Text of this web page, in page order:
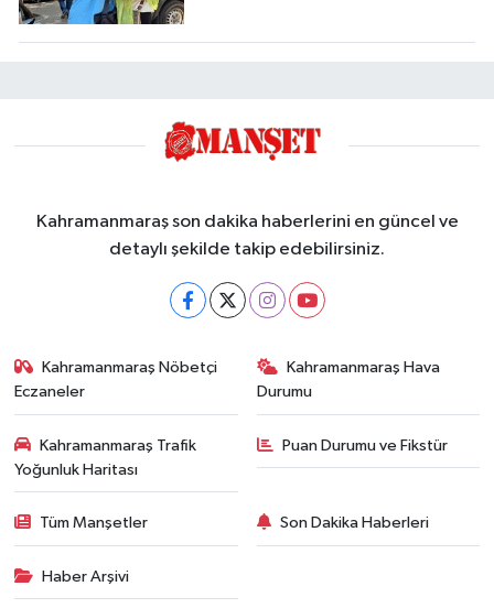
Kahramanmaraş son dakika haberlerini en güncel ve
detaylı şekilde takip edebilirsiniz.
Kahramanmaraş Nöbetçi
Eczaneler
Kahramanmaraş Hava
Durumu
Kahramanmaraş Trafik
Yoğunluk Haritası
Puan Durumu ve Fikstür
Tüm Manşetler Son Dakika Haberleri
Haber Arşivi